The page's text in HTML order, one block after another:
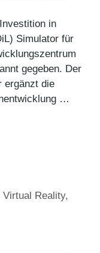
in
Simulator für
gegeben. Der
ergänzt die
…
Virtual Reality,